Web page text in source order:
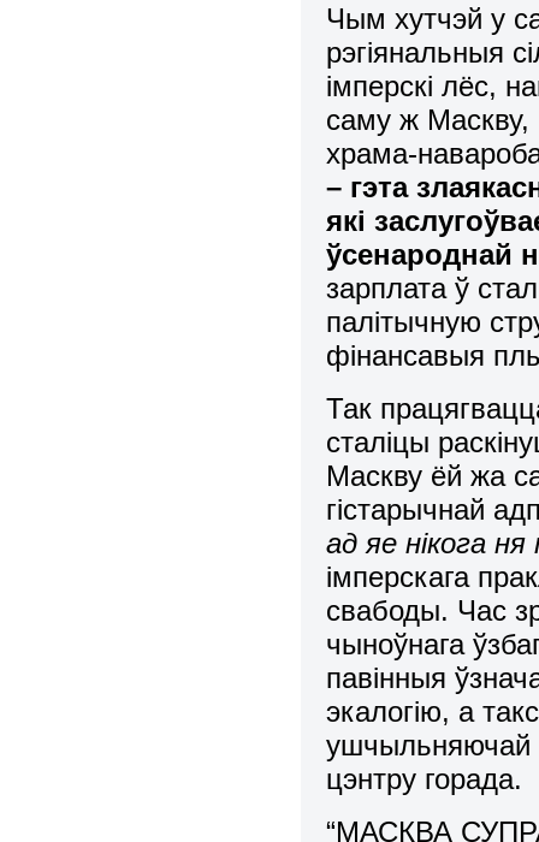
Чым хутчэй у
рэгіянальныя
імперскі лёс,
саму ж
храма-
– гэта
які
ўсенароднай
зарплата ў
палітычную
фінансавыя
Так
сталіцы
Маскву ёй жа
гістарычнай
ад яе нікога
імперскага
свабоды. Час
чыноўнага
павінныя
экалогію, а
ушчыльняючай
цэнтру горада.
“МАСКВА